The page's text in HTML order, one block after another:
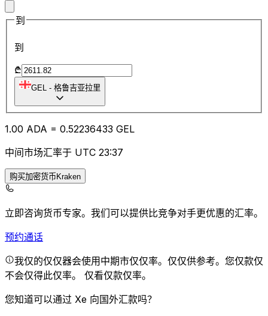
到
到
₾
GEL - 格鲁吉亚拉里
1.00 ADA = 0.52236433 GEL
中间市场汇率于 UTC 23:37
购买加密货币Kraken
立即咨询货币专家。 我们可以提供比竞争对手更优惠的汇率。
预约通话
我仅的仅仅器会使用中期市仅仅率。仅仅供参考。您仅款仅
不会仅得此仅率。 仅看仅款仅率。
您知道可以通过 Xe 向国外汇款吗？